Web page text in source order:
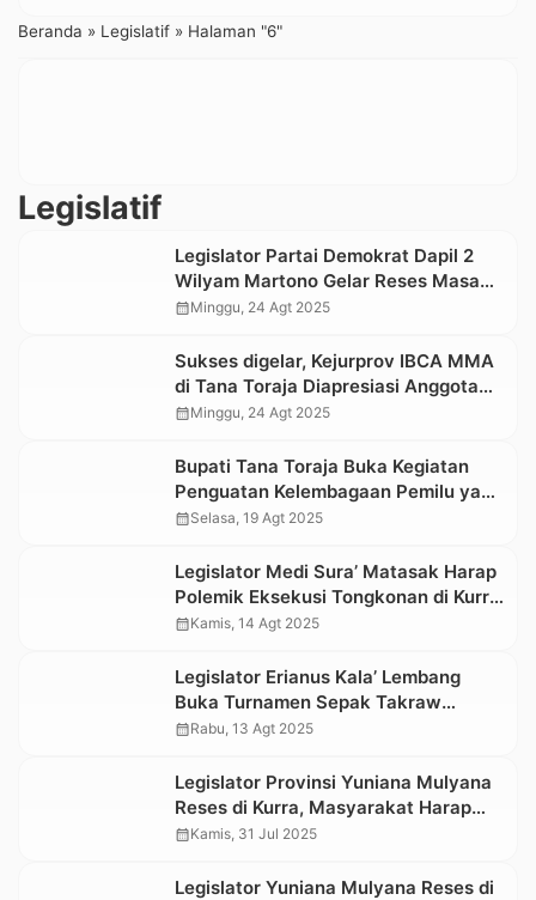
Beranda » Legislatif » Halaman "6"
Legislatif
Legislator Partai Demokrat Dapil 2
Wilyam Martono Gelar Reses Masa
Sidang III Tahun Anggaran 2025
calendar_monthMinggu, 24 Agt 2025
Sukses digelar, Kejurprov IBCA MMA
di Tana Toraja Diapresiasi Anggota
DPRD Sunarto Parrangan
calendar_monthMinggu, 24 Agt 2025
Bupati Tana Toraja Buka Kegiatan
Penguatan Kelembagaan Pemilu yang
Digelar Bawaslu dan Komisi II DPR RI
calendar_monthSelasa, 19 Agt 2025
Legislator Medi Sura’ Matasak Harap
Polemik Eksekusi Tongkonan di Kurra
Diselesaikan Secara Adat
calendar_monthKamis, 14 Agt 2025
Legislator Erianus Kala’ Lembang
Buka Turnamen Sepak Takraw
Karang Taruna dan PKK Kelurahan
calendar_monthRabu, 13 Agt 2025
Legislator Provinsi Yuniana Mulyana
Reses di Kurra, Masyarakat Harap
Pembukaan Lahan Persawahan
calendar_monthKamis, 31 Jul 2025
Legislator Yuniana Mulyana Reses di